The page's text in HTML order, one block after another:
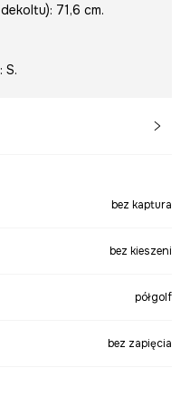
71,6 cm.
S.
bez kaptura
bez kieszeni
półgolf
bez zapięcia